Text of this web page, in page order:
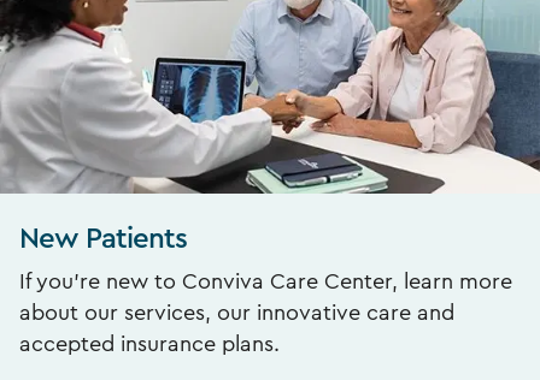
New Patients
If you’re new to Conviva Care Center, learn more
about our services, our innovative care and
accepted insurance plans.